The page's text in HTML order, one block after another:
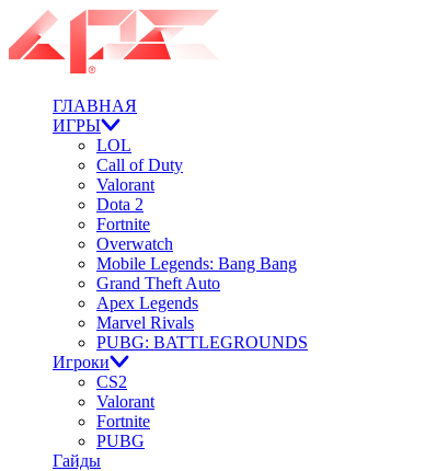
ГЛАВНАЯ
ИГРЫ
LOL
Call of Duty
Valorant
Dota 2
Fortnite
Overwatch
Mobile Legends: Bang Bang
Grand Theft Auto
Apex Legends
Marvel Rivals
PUBG: BATTLEGROUNDS
Игроки
CS2
Valorant
Fortnite
PUBG
Гайды